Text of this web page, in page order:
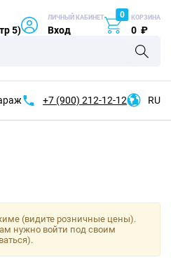
5)
ЛИЧНЫЙ КАБИНЕТ
Вход
0 КОРЗИНА
0 ₽
+7 (900) 212-12-12 RU
(видите розничные цены).
нужно войти под своим